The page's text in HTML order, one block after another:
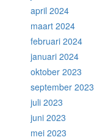
april 2024
maart 2024
februari 2024
januari 2024
oktober 2023
september 2023
juli 2023
juni 2023
mei 2023